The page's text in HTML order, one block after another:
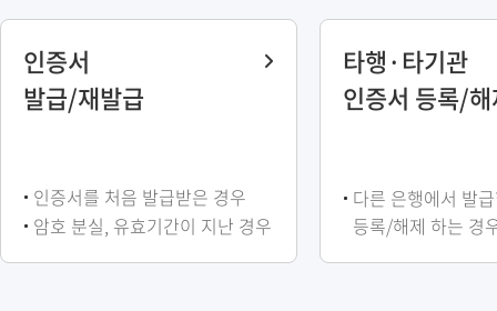
인증서
발급/재발급
인증서를 처음 발급받은 경우
암호 분실, 유효기간이 지난 경우
타행·타기관
인증서 등록/
다른 은행에서 발
등록/해제 하는 경